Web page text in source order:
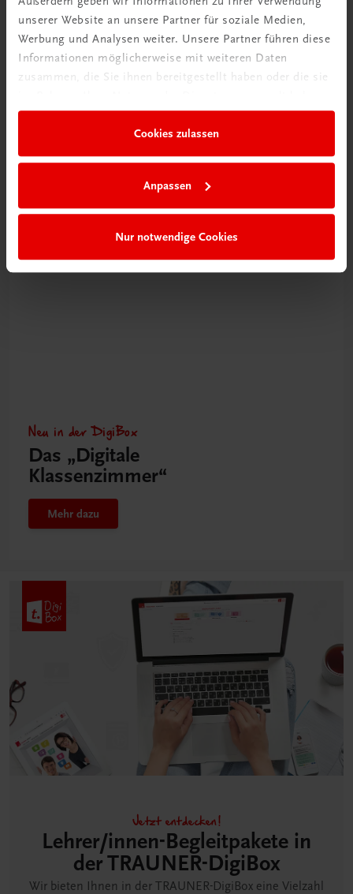
unserer Website an unsere Partner für soziale Medien,
Werbung und Analysen weiter. Unsere Partner führen diese
Informationen möglicherweise mit weiteren Daten
zusammen, die Sie ihnen bereitgestellt haben oder die sie
Cookies zulassen
Anpassen
Nur notwendige Cookies
Mehr dazu
Neu in der DigiBox
Das „Digitale
Klassenzimmer“
Mehr dazu
Jetzt entdecken!
Lehrer/innen-Begleitpakete in
der TRAUNER-DigiBox
Wir bieten Ihnen in der TRAUNER-DigiBox eine Vielzahl